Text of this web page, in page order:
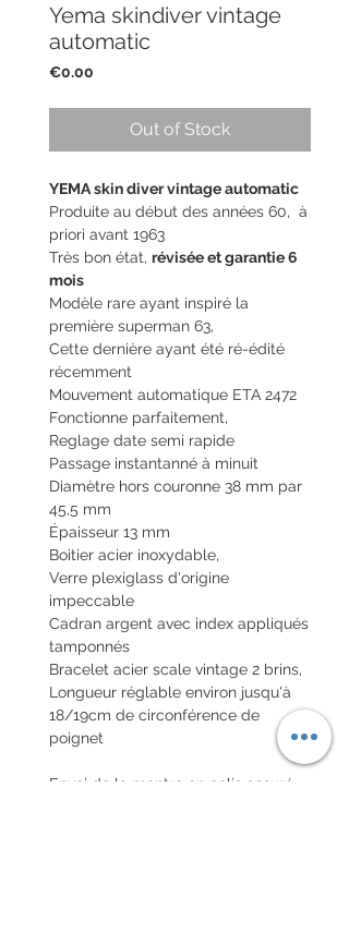
Yema skindiver vintage
automatic
€0.00
Out of Stock
YEMA skin diver vintage automatic
Produite au début des années 60, à
priori avant 1963
Très bon état, révisée et garantie 6
mois
Modèle rare ayant inspiré la
première superman 63,
Cette dernière ayant été ré-édité
récemment
Mouvement automatique ETA 2472
Fonctionne parfaitement,
Reglage date semi rapide
Passage instantanné à minuit
Diamètre hors couronne 38 mm par
45,5 mm
Épaisseur 13 mm
Boitier acier inoxydable,
Verre plexiglass d'origine
impeccable
Cadran argent avec index appliqués
tamponnés
Bracelet acier scale vintage 2 brins,
Longueur réglable environ jusqu'à
18/19cm de circonférence de
poignet
Envoi de la montre en colis assuré